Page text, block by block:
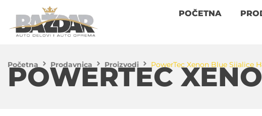
POČETNA
Početna Prodavnica Proizvodi PowerTec Xenon Blue Sijalice
POWERTEC